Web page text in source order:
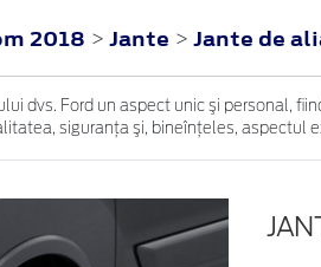
2018 > Jante > Jante de
dvs. Ford un aspect unic şi personal,
siguranţa şi, bineînţeles, aspectul